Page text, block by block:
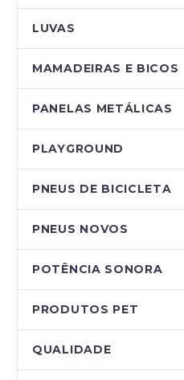
LUVAS
MAMADEIRAS E BICOS
PANELAS METÁLICAS
PLAYGROUND
PNEUS DE BICICLETA
PNEUS NOVOS
POTÊNCIA SONORA
PRODUTOS PET
QUALIDADE